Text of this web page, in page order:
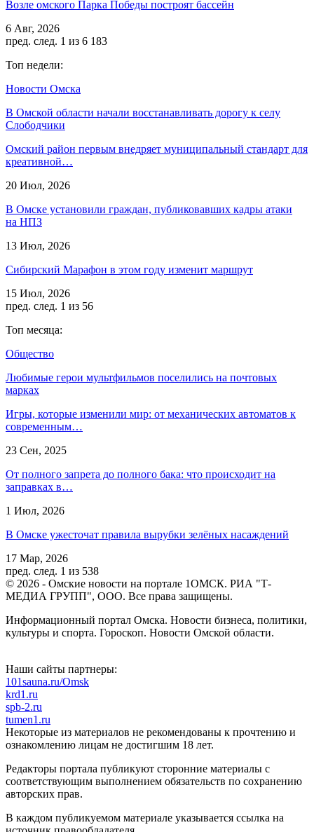
Возле омского Парка Победы построят бассейн
6 Авг, 2026
пред. след. 1 из 6 183
Топ недели:
Новости Омска
В Омской области начали восстанавливать дорогу к селу
Слободчики
Омский район первым внедряет муниципальный стандарт для
креативной…
20 Июл, 2026
В Омске установили граждан, публиковавших кадры атаки
на НПЗ
13 Июл, 2026
Сибирский Марафон в этом году изменит маршрут
15 Июл, 2026
пред. след. 1 из 56
Топ месяца:
Общество
Любимые герои мультфильмов поселились на почтовых
марках
Игры, которые изменили мир: от механических автоматов к
современным…
23 Сен, 2025
От полного запрета до полного бака: что происходит на
заправках в…
1 Июл, 2026
В Омске ужесточат правила вырубки зелёных насаждений
17 Мар, 2026
пред. след. 1 из 538
© 2026 - Омские новости на портале 1ОМСК. РИА "Т-
МЕДИА ГРУПП", ООО. Все права защищены.
Информационный портал Омска. Новости бизнеса, политики,
культуры и спорта. Гороскоп. Новости Омской области.
Наши сайты партнеры:
101sauna.ru/Omsk
krd1.ru
spb-2.ru
tumen1.ru
Некоторые из материалов не рекомендованы к прочтению и
ознакомлению лицам не достигшим 18 лет.
Редакторы портала публикуют сторонние материалы с
соответствующим выполнением обязательств по сохранению
авторских прав.
В каждом публикуемом материале указывается ссылка на